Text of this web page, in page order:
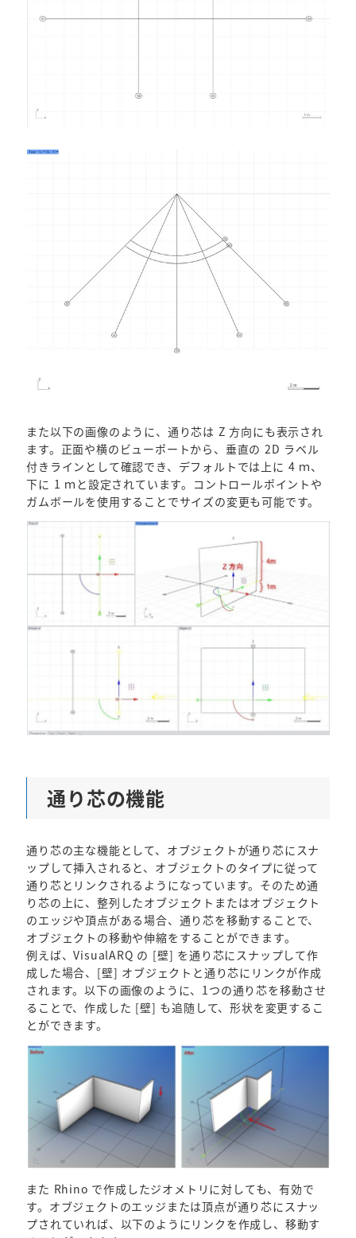
また以下の画像のように、通り芯は Z 方向にも表示され
ます。正面や横のビューポートから、垂直の 2D ラベル
付きラインとして確認でき、デフォルトでは上に 4 ｍ、
下に 1 ｍと設定されています。コントロールポイントや
ガムボールを使用することでサイズの変更も可能です。
通り芯の機能
通り芯の主な機能として、オブジェクトが通り芯にスナ
ップして挿入されると、オブジェクトのタイプに従って
通り芯とリンクされるようになっています。そのため通
り芯の上に、整列したオブジェクトまたはオブジェクト
のエッジや頂点がある場合、通り芯を移動することで、
オブジェクトの移動や伸縮をすることができます。
例えば、VisualARQ の [壁] を通り芯にスナップして作
成した場合、[壁] オブジェクトと通り芯にリンクが作成
されます。以下の画像のように、1つの通り芯を移動させ
ることで、作成した [壁] も追随して、形状を変更するこ
とができます。
また Rhino で作成したジオメトリに対しても、有効で
す。オブジェクトのエッジまたは頂点が通り芯にスナッ
プされていれば、以下のようにリンクを作成し、移動す